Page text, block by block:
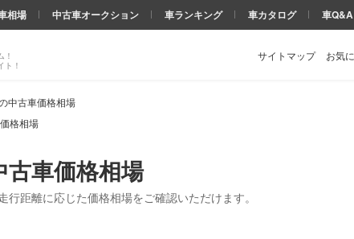
車価格相場
距離に応じた価格相場をご確認いただけます。
！
ト！
サイトマップ お気
相場 中古車オークション 車ランキング 車カタログ 車Q&A
中古車価格相場
格相場